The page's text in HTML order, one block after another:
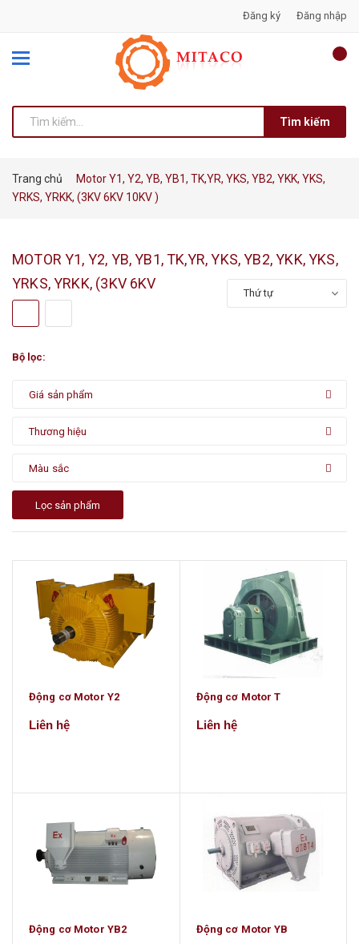
Đăng ký Đăng nhập
Tìm kiếm
Trang chủ
Motor Y1, Y2, YB, YB1, TK,YR, YKS, YB2, YKK, YKS,
YRKS, YRKK, (3KV 6KV 10KV )
MOTOR Y1, Y2, YB, YB1, TK,YR, YKS, YB2, YKK, YKS,
YRKS, YRKK, (3KV 6KV
Bộ lọc:
Giá sản phẩm
Thương hiệu
Màu sắc
Lọc sản phẩm
Thứ tự
Động cơ Motor Y2
Liên hệ
Động cơ Motor T
Liên hệ
Động cơ Motor YB2 Động cơ Motor YB